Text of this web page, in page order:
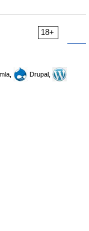
18+
Drupal,